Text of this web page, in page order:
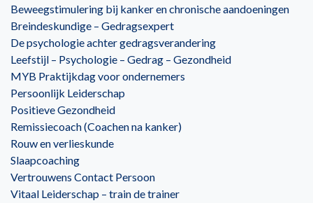
Beweegstimulering bij kanker en chronische aandoeningen
Breindeskundige – Gedragsexpert
De psychologie achter gedragsverandering
Leefstijl – Psychologie – Gedrag – Gezondheid
MYB Praktijkdag voor ondernemers
Persoonlijk Leiderschap
Positieve Gezondheid
Remissiecoach (Coachen na kanker)
Rouw en verlieskunde
Slaapcoaching
Vertrouwens Contact Persoon
Vitaal Leiderschap – train de trainer